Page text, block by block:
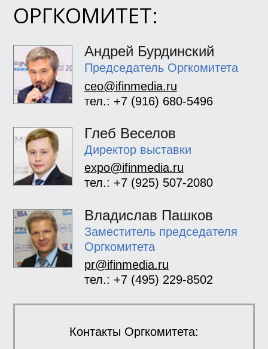
ОРГКОМИТЕТ:
Андрей Бурдинский
Председатель Оргкомитета
ceo@ifinmedia.ru
тел.: +7 (916) 680-5496
Глеб Веселов
Директор выставки
expo@ifinmedia.ru
тел.: +7 (925) 507-2080
Владислав Пашков
Заместитель председателя
Оргкомитета
pr@ifinmedia.ru
тел.: +7 (495) 229-8502
Контакты Оргкомитета: